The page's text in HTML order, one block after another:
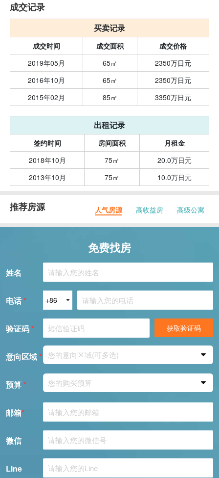
成交记录
买卖记录
成交时间 成交面积
成交价格
2019年05月
65㎡
2350万日元
2016年10月
65㎡
2350万日元
2015年02月
85㎡ 3350万日元
出租记录
签约时间 房间面积
月租金
2018年10月
75㎡
20.0万日元
2013年10月
75㎡ 10.0万日元
推荐房源 人气房源 高收益房 高级公寓
免费找房
姓名
电话*
验证码* 获取验证码
意向区域* 您的意向区域(可多选)
预算* 您的购买预算
邮箱*
微信
Line